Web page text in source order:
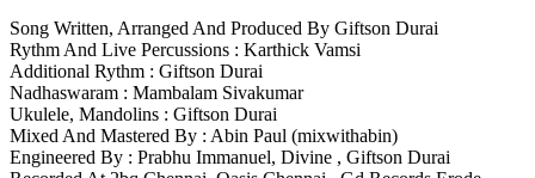
Song Written, Arranged And Produced By Giftson Durai
Rythm And Live Percussions : Karthick Vamsi
Additional Rythm : Giftson Durai
Nadhaswaram : Mambalam Sivakumar
Ukulele, Mandolins : Giftson Durai
Mixed And Mastered By : Abin Paul (mixwithabin)
Engineered By : Prabhu Immanuel, Divine , Giftson Durai